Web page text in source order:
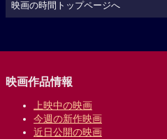
映画の時間トップページへ
映画作品情報
上映中の映画
今週の新作映画
近日公開の映画